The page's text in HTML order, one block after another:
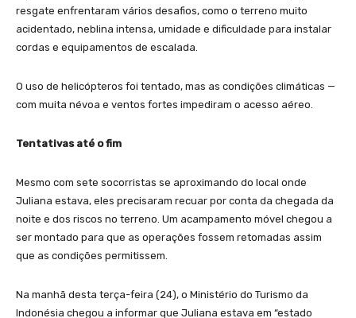
resgate enfrentaram vários desafios, como o terreno muito
acidentado, neblina intensa, umidade e dificuldade para instalar
cordas e equipamentos de escalada.
O uso de helicópteros foi tentado, mas as condições climáticas —
com muita névoa e ventos fortes impediram o acesso aéreo.
Tentativas até o fim
Mesmo com sete socorristas se aproximando do local onde
Juliana estava, eles precisaram recuar por conta da chegada da
noite e dos riscos no terreno. Um acampamento móvel chegou a
ser montado para que as operações fossem retomadas assim
que as condições permitissem.
Na manhã desta terça-feira (24), o Ministério do Turismo da
Indonésia chegou a informar que Juliana estava em “estado